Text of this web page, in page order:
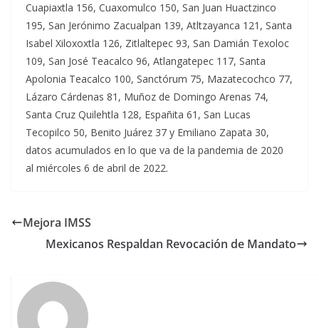
Cuapiaxtla 156, Cuaxomulco 150, San Juan Huactzinco
195, San Jerónimo Zacualpan 139, Atltzayanca 121, Santa
Isabel Xiloxoxtla 126, Zitlaltepec 93, San Damián Texoloc
109, San José Teacalco 96, Atlangatepec 117, Santa
Apolonia Teacalco 100, Sanctórum 75, Mazatecochco 77,
Lázaro Cárdenas 81, Muñoz de Domingo Arenas 74,
Santa Cruz Quilehtla 128, Españita 61, San Lucas
Tecopilco 50, Benito Juárez 37 y Emiliano Zapata 30,
datos acumulados en lo que va de la pandemia de 2020
al miércoles 6 de abril de 2022.
Mejora IMSS
Mexicanos Respaldan Revocación de Mandato